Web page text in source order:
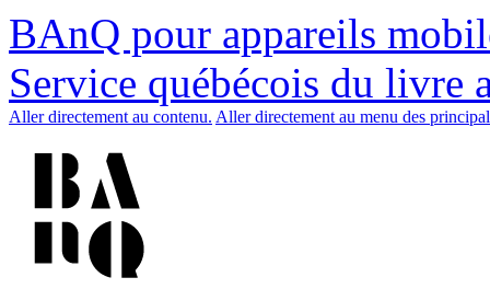
BAnQ pour appareils
Service québécois du livre
Aller directement au contenu. Aller directement au menu des